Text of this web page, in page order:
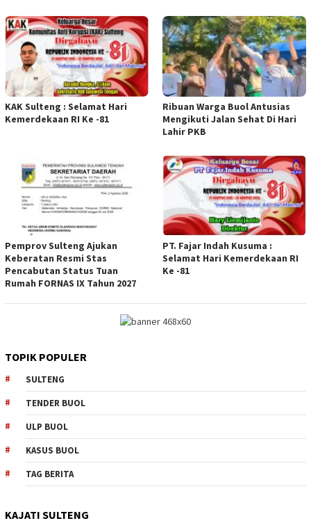
KAK Sulteng : Selamat Hari
Kemerdekaan RI Ke -81
Ribuan Warga Buol Antusias
Mengikuti Jalan Sehat Di Hari
Lahir PKB
Pemprov Sulteng Ajukan
Keberatan Resmi Stas
Pencabutan Status Tuan
Rumah FORNAS IX Tahun 2027
PT. Fajar Indah Kusuma :
Selamat Hari Kemerdekaan RI
Ke -81
TOPIK POPULER
SULTENG
TENDER BUOL
ULP BUOL
KASUS BUOL
TAG BERITA
KAJATI SULTENG